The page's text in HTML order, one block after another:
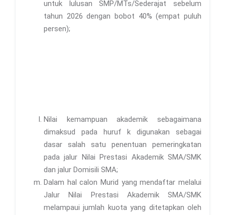
untuk lulusan SMP/MTs/Sederajat sebelum
tahun 2026 dengan bobot 40% (empat puluh
persen);
Nilai kemampuan akademik sebagaimana
dimaksud pada huruf k digunakan sebagai
dasar salah satu penentuan pemeringkatan
pada jalur Nilai Prestasi Akademik SMA/SMK
dan jalur Domisili SMA;
Dalam hal calon Murid yang mendaftar melalui
Jalur Nilai Prestasi Akademik SMA/SMK
melampaui jumlah kuota yang ditetapkan oleh